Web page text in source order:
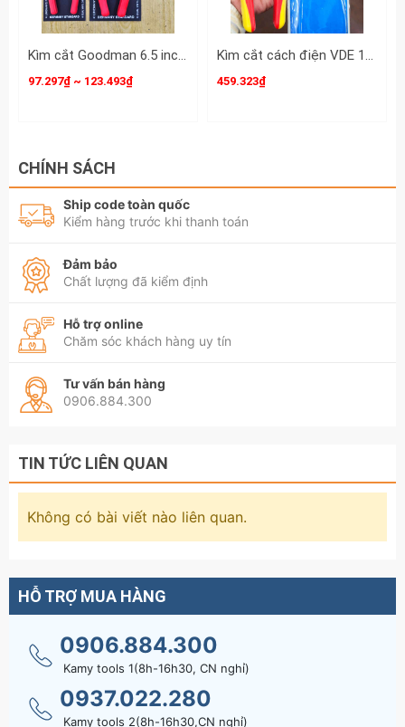
Kìm cắt Goodman 6.5 inch 7.5 inch chính hãng 95-206 95-207
97.297₫ ~ 123.493₫
Kìm cắt cách điện VDE 1000V Kingtony 7-1/2 inch 190mm 6236-07A
459.323₫
CHÍNH SÁCH
Ship code toàn quốc
Kiểm hàng trước khi thanh toán
Đảm bảo
Chất lượng đã kiểm định
Hỗ trợ online
Chăm sóc khách hàng uy tín
Tư vấn bán hàng
0906.884.300
TIN TỨC LIÊN QUAN
Không có bài viết nào liên quan.
HỖ TRỢ MUA HÀNG
0906.884.300
Kamy tools 1(8h-16h30, CN nghỉ)
0937.022.280
Kamy tools 2(8h-16h30,CN nghỉ)